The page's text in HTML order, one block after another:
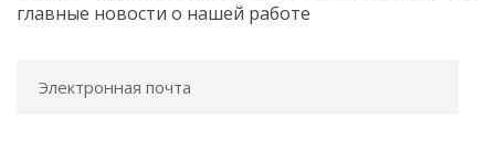
главные новости о нашей работе